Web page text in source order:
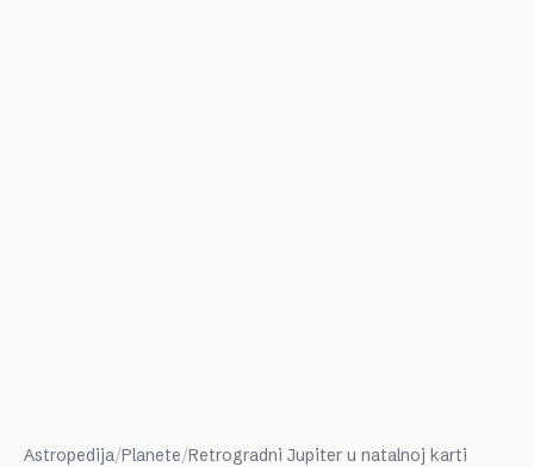
Astropedija/Planete/Retrogradni Jupiter u natalnoj karti